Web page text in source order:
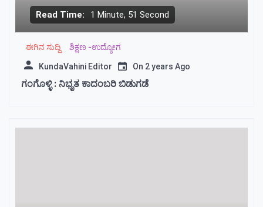
Read Time: 1 Minute, 51 Second
ಈಗಿನ ಸುದ್ದಿ ಶಿಕ್ಷಣ -ಉದ್ಯೋಗ
KundaVahini Editor On 2 years Ago
ಗಂಗೊಳ್ಳಿ : ನಿಭೃತ ಕಾದಂಬರಿ ಬಿಡುಗಡೆ